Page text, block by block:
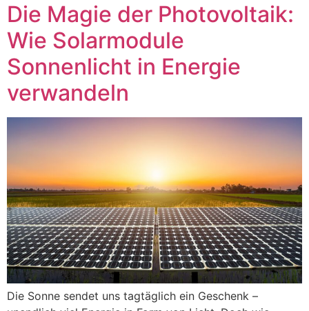
Die Magie der Photovoltaik:
Wie Solarmodule
Sonnenlicht in Energie
verwandeln
Die Sonne sendet uns tagtäglich ein Geschenk –